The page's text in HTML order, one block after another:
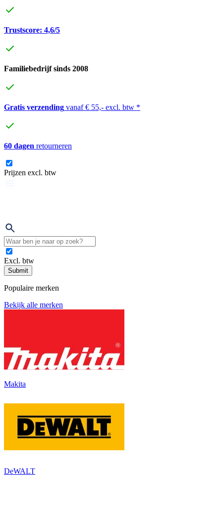
Trustscore: 4,6/5
Familiebedrijf sinds 2008
Gratis verzending vanaf € 55,- excl. btw *
60 dagen retourneren
Prijzen excl. btw
Excl. btw
Submit
Populaire merken
Bekijk alle merken
Makita
DeWALT